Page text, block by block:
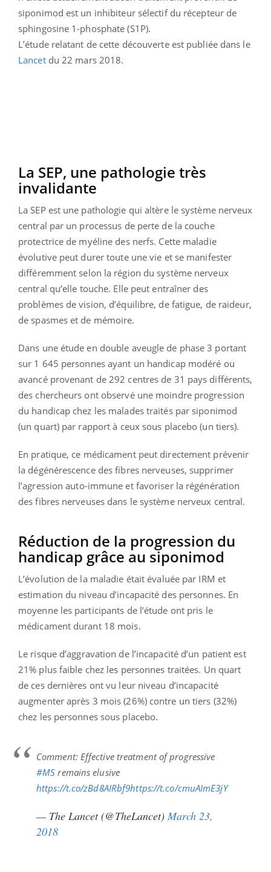
siponimod est un inhibiteur sélectif du récepteur de
sphingosine 1-phosphate (S1P).
L’étude relatant de cette découverte est publiée dans le
Lancetdu 22 mars 2018.
La SEP, une pathologie très
invalidante
La SEP est une pathologie qui altère le système nerveux
central par un processus de perte de la couche
protectrice de myéline des nerfs. Cette maladie
évolutive peut durer toute une vie et se manifester
différemment selon la région du système nerveux
central qu’elle touche. Elle peut entraîner des
problèmes de vision, d’équilibre, de fatigue, de raideur,
de spasmes et de mémoire.
Dans une étude en double aveugle de phase 3 portant
sur 1 645 personnes ayant un handicap modéré ou
avancé provenant de 292 centres de 31 pays différents,
des chercheurs ont observé une moindre progression
du handicap chez les malades traités par siponimod
(un quart) par rapport à ceux sous placebo (un tiers).
En pratique, ce médicament peut directement prévenir
la dégénérescence des fibres nerveuses, supprimer
l’agression auto-immune et favoriser la régénération
des fibres nerveuses dans le système nerveux central.
Réduction de la progression du
handicap grâce au siponimod
L’évolution de la maladie était évaluée par IRM et
estimation du niveau d’incapacité des personnes. En
moyenne les participants de l’étude ont pris le
médicament durant 18 mois.
Le risque d’aggravation de l’incapacité d’un patient est
21% plus faible chez les personnes traitées. Un quart
de ces dernières ont vu leur niveau d’incapacité
augmenter après 3 mois (26%) contre un tiers (32%)
chez les personnes sous placebo.
Comment: Effective treatment of progressive
#MS remains elusive
https://t.co/zBd8AIRbf9https://t.co/cmuAImE3jY
— The Lancet (@TheLancet) March 23,
2018